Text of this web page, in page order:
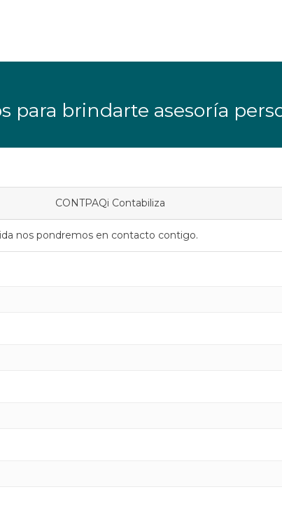
para brindarte asesoría
CONTPAQi Contabiliza
nos pondremos en contacto contigo.